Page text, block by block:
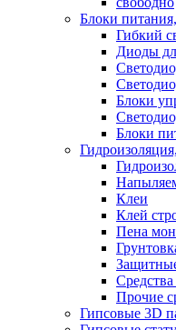
Блоки
Гибкий
Диоды
Блоки
Блоки
Клеи
Клей
Пена
Прочие
Гипсовые 3D